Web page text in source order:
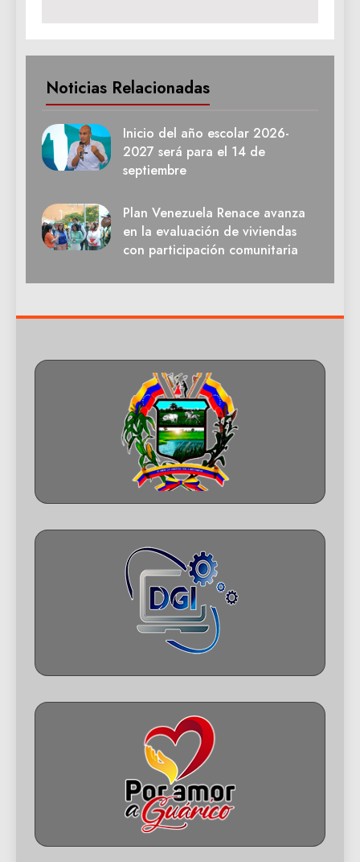
Noticias Relacionadas
Inicio del año escolar 2026-
2027 será para el 14 de
septiembre
Plan Venezuela Renace avanza
en la evaluación de viviendas
con participación comunitaria